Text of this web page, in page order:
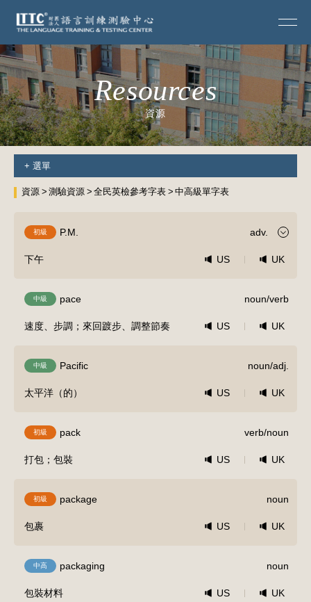
Resources
資源
+ 選單
資源 測驗資源 全民英檢參考字表 中高級單字表
初級 P.M. adv.
下午 US UK
中級 pace noun/verb
速度、步調；來回踱步、調整節奏 US UK
中級 Pacific noun/adj.
太平洋（的） US UK
初級 pack verb/noun
打包；包裝 US UK
初級 package noun
包裹 US UK
中高 packaging noun
包裝材料 US UK